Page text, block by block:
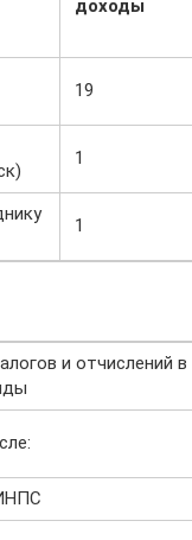
доходы
19
1
1
и отчислений в